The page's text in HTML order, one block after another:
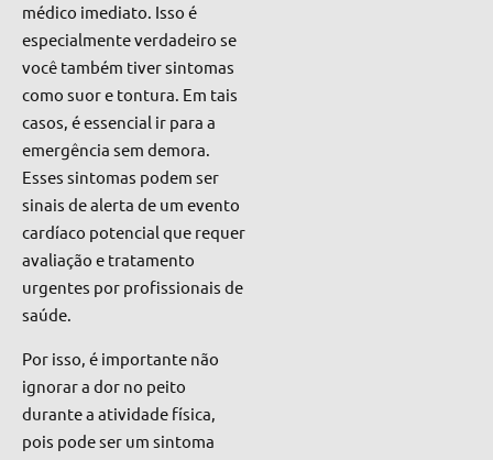
médico imediato. Isso é
especialmente verdadeiro se
você também tiver sintomas
como suor e tontura. Em tais
casos, é essencial ir para a
emergência sem demora.
Esses sintomas podem ser
sinais de alerta de um evento
cardíaco potencial que requer
avaliação e tratamento
urgentes por profissionais de
saúde.
Por isso, é importante não
ignorar a dor no peito
durante a atividade física,
pois pode ser um sintoma